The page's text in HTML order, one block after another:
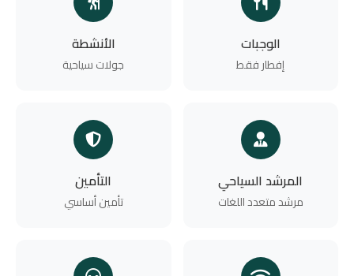
الوجبات
إفطار فقط
الأنشطة
جولات سياحية
المرشد السياحي
مرشد متعدد اللغات
التأمين
تأمين أساسي